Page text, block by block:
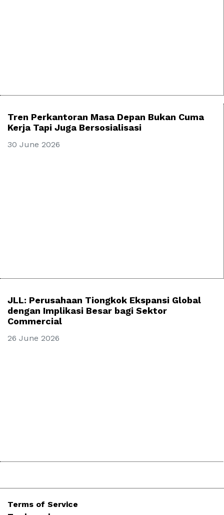
Tren Perkantoran Masa Depan Bukan Cuma
Kerja Tapi Juga Bersosialisasi
30 June 2026
JLL: Perusahaan Tiongkok Ekspansi Global
dengan Implikasi Besar bagi Sektor
Commercial
26 June 2026
Terms of Service